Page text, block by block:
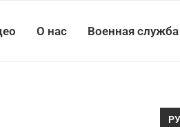
О нас Военная